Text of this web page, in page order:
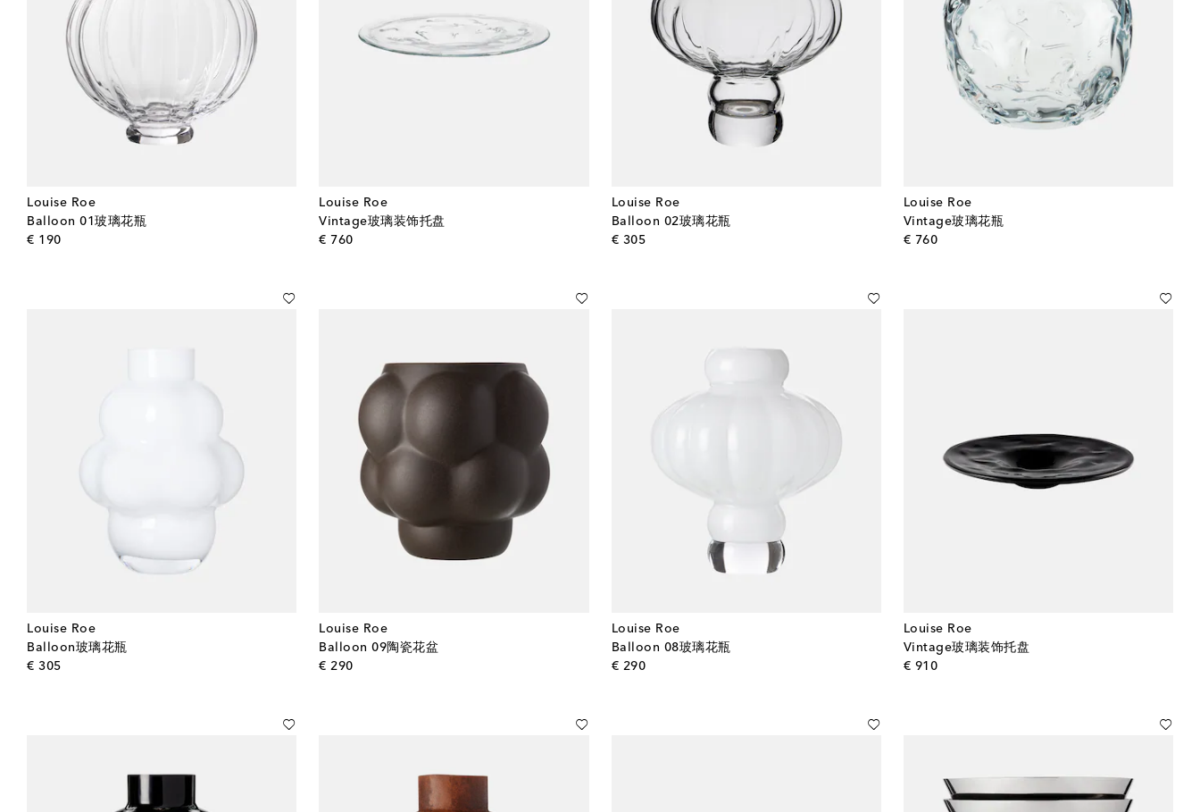
Louise Roe
Balloon 01玻璃花瓶
€ 190original price
Louise Roe
Vintage玻璃装饰托盘
€ 760original price
Louise Roe
Balloon 02玻璃花瓶
€ 305original price
Louise Roe
Vintage玻璃花瓶
€ 760original price
Louise Roe
Balloon玻璃花瓶
€ 305original price
Louise Roe
Balloon 09陶瓷花盆
€ 290original price
Louise Roe
Balloon 08玻璃花瓶
€ 290original price
Louise Roe
Vintage玻璃装饰托盘
€ 910original price